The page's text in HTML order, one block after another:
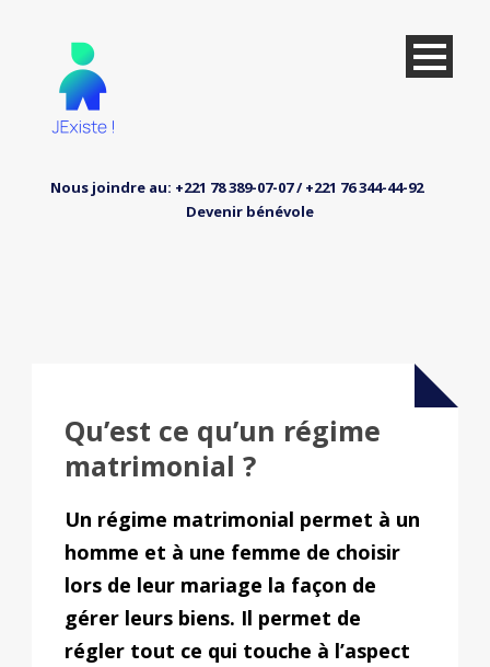
Nous joindre au: +221 78 389-07-07 / +221 76 344-44-92
Devenir bénévole
Qu’est ce qu’un régime
matrimonial ?
Un régime matrimonial permet à un
homme et à une femme de choisir
lors de leur mariage la façon de
gérer leurs biens. Il permet de
régler tout ce qui touche à l’aspect